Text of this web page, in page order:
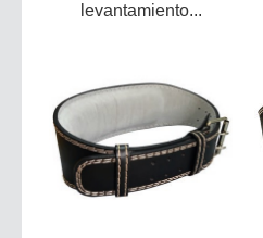
levantamiento...